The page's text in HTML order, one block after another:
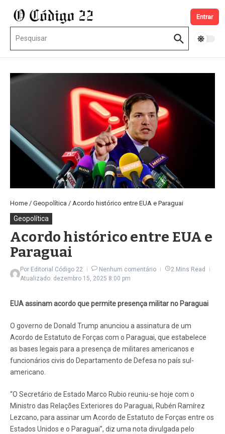
Entrar
Home / Geopolítica / Acordo histórico entre EUA e Paraguai
Geopolítica
Acordo histórico entre EUA e
Paraguai
Por Editorial Código 22 Nenhum comentário
2 Mins Read
Atualizado: dezembro 15, 2025 8:00 pm
EUA assinam acordo que permite presença militar no Paraguai
O governo de Donald Trump anunciou a assinatura de um
Acordo de Estatuto de Forças com o Paraguai, que estabelece
as bases legais para a presença de militares americanos e
funcionários civis do Departamento de Defesa no país sul-
americano.
“O Secretário de Estado Marco Rubio reuniu-se hoje com o
Ministro das Relações Exteriores do Paraguai, Rubén Ramírez
Lezcano, para assinar um Acordo de Estatuto de Forças entre os
Estados Unidos e o Paraguai”, diz uma nota divulgada pelo